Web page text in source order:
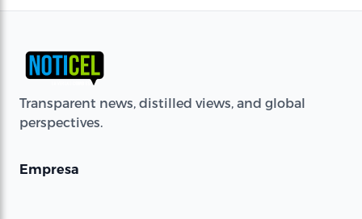
Transparent news, distilled views, and global
perspectives.
Empresa